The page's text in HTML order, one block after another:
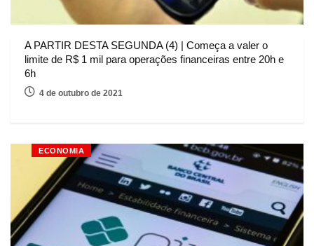
A PARTIR DESTA SEGUNDA (4) | Começa a valer o
limite de R$ 1 mil para operações financeiras entre 20h e
6h
4 de outubro de 2021
ECONOMIA